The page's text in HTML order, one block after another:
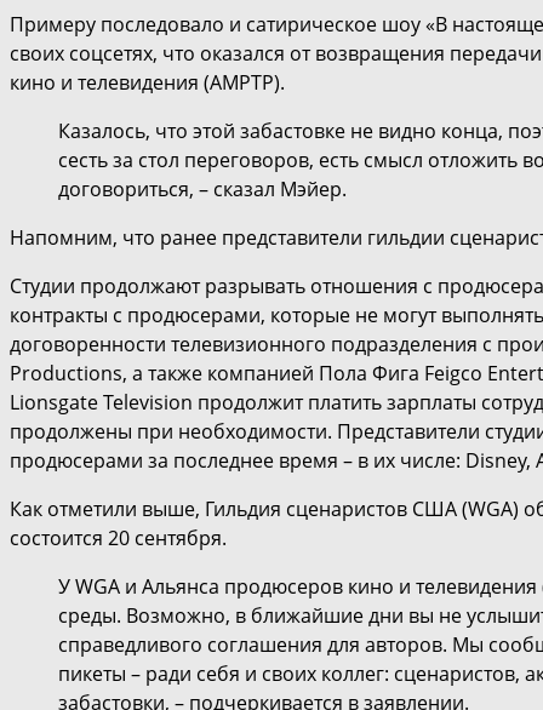
Примеру последовало и сатирическое шоу «В
своих соцсетях, что оказался от возвращения
кино и телевидения (AMPTP).
Казалось, что этой забастовке не видно конца,
сесть за стол переговоров, есть смысл отложить
договориться, – сказал Мэйер.
Напомним, что ранее представители гильдии
Студии продолжают разрывать отношения с
контракты с продюсерами, которые не могут
договоренности телевизионного подразделения с
Productions, а также компанией Пола Фига Feigco
Lionsgate Television продолжит платить зарплаты
продолжены при необходимости. Представители
продюсерами за последнее время – в их числе: Disney,
Как отметили выше, Гильдия сценаристов США (WGA)
состоится 20 сентября.
У WGA и Альянса продюсеров кино и
среды. Возможно, в ближайшие дни вы не
справедливого соглашения для авторов. Мы
пикеты – ради себя и своих коллег: сценаристов,
забастовки, – подчеркивается в заявлении.